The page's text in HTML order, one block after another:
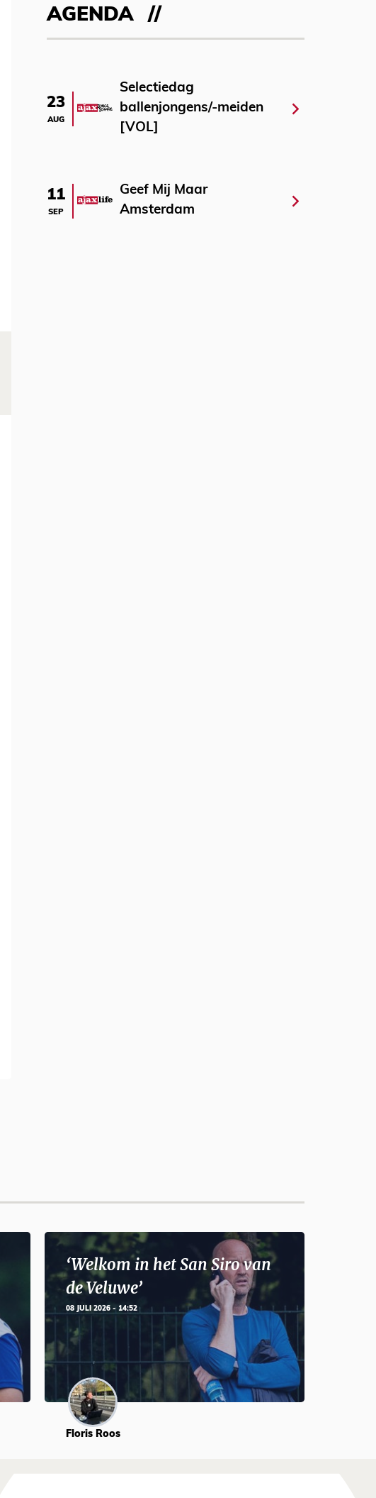
AGENDA
23
AUG
Selectiedag
ballenjongens/-meiden
[VOL]
11
SEP
Geef Mij Maar
Amsterdam
‘Welkom in het San Siro van
de Veluwe’
08 JULI 2026 - 14:52
Floris Roos